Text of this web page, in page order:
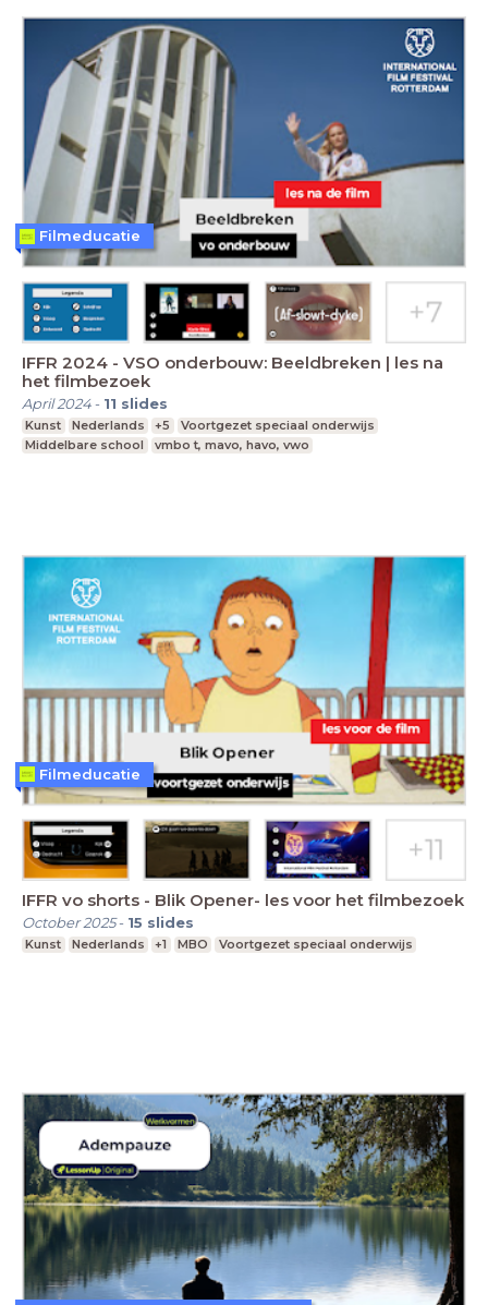
IFFR 2024 - VSO onderbouw: Beeldbreken | les na
het filmbezoek
April 2024- 11 slides
Kunst Nederlands +5
Voortgezet speciaal onderwijs
Middelbare school
vmbo t, mavo, havo, vwo
Filmeducatie
IFFR vo shorts - Blik Opener- les voor het filmbezoek
October 2025- 15 slides
Kunst Nederlands +1 MBO Voortgezet speciaal onderwijs
Filmeducatie